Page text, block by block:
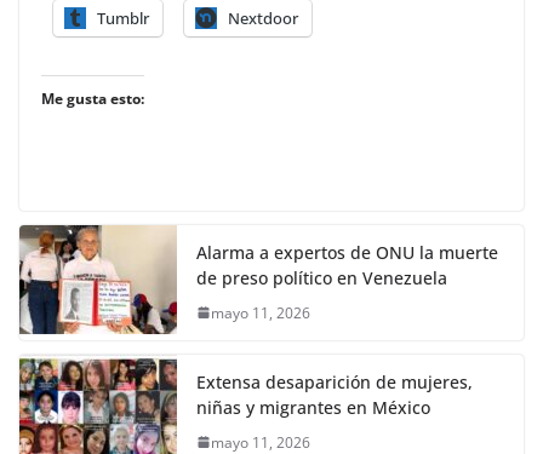
Tumblr Nextdoor
Me gusta esto:
Alarma a expertos de ONU la muerte
de preso político en Venezuela
mayo 11, 2026
Extensa desaparición de mujeres,
niñas y migrantes en México
mayo 11, 2026